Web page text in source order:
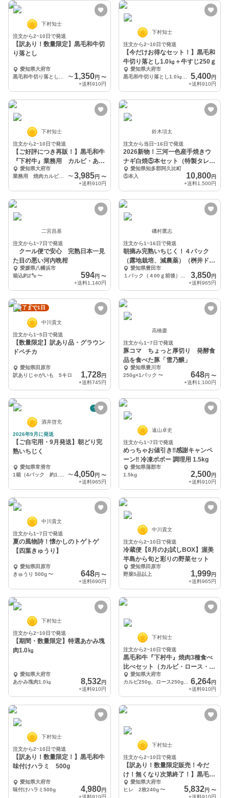
下村知士
注文から2~10日で発送
【訳あり！数量限定】黒毛和牛切
り落とし
愛知県大府市
〜 1,350円 〜
+送料910円
下村知士
注文から2~10日で発送
【今だけお得なセット！】黒毛和
牛切り落とし1.0㎏＋牛すじ250ｇ
愛知県大府市
5,400円
+送料910円
下村知士
注文から2~10日で発送
【ご好評につき再販！】黒毛和牛
『下村牛』業務用 カルビ・あか
み焼肉用
愛知県大府市
業務用 焼肉カルビ500g
〜 3,985円 〜
+送料910円
鈴木項太
注文から当日~16日で発送
2026新物！三河一色産手焼きウ
ナギ白焼⑤本セット（特製タレ①
本付）
愛知県知多郡阿久比町
⑤本入
10,800円
+送料1,500円
二宮昌基
注文から1~7日で発送
クール便で安心 完熟日本一見
た目の悪い河内晩柑
愛媛県八幡浜市
箱込約2㌔〜 594円 〜
+送料1,140円
磯村鷹志
注文から1~16日で発送
朝摘み完熟いちじく！４パック
（露地栽培、減農薬）（桝井ドー
フィン）
愛知県豊田市
3,850円
+送料965円
終了まで1日
中川貴文
注文から1~5日で発送
【数量限定】訳あり品・グラウン
ドペチカ
愛知県田原市
訳ありじゃがいも 5キロ
1,728円
+送料745円
高橋慶
注文から1~7日で発送
豚コマ ちょっと厚切り 発酵食
品を食べた豚「雪乃醸」
愛知県豊川市
250g×1パック 〜 648円 〜
+送料1,100円
予約
酒井啓充
2026年9月に発送
【ご自宅用・9月発送】朝どり完
熟いちじく
愛知県常滑市
〜 4,050円 〜
+送料965円
遠山卓史
注文から1~7日で発送
めっちゃお値引き‼︎感謝キャンペ
ーン‼︎ 冷凍ポポー 調理用 1.5kg
愛知県蒲郡市
1.5kg
2,500円
+送料910円
中川貴文
注文から1~7日で発送
夏の風物詩！懐かしのトゲトゲ
【四葉きゅうり】
愛知県田原市
きゅうり 500g〜 648円 〜
+送料690円
中川貴文
注文から2~10日で発送
冷蔵便【8月のお試しBOX】渥美
半島から旬と彩りの野菜セット
愛知県田原市
野菜5品以上
1,999円
+送料965円
下村知士
注文から2~10日で発送
【期間・数量限定】特選あかみ塊
肉1.0㎏
愛知県大府市
あかみ塊肉1.0㎏
8,532円
+送料910円
下村知士
注文から2~10日で発送
黒毛和牛『下村牛』焼肉3種食べ
比べセット（カルビ・ロース・あ
かみ）計750g
愛知県大府市
カルビ250g、ロース250g、あかみ250g
6,264円
+送料910円
下村知士
注文から2~10日で発送
【訳あり！数量限定！】黒毛和牛
味付けハラミ 500g
愛知県大府市
味付けハラミ500g
4,980円
+送料910円
下村知士
注文から2~10日で発送
【訳あり！数量限定販売！今だ
け！無くなり次第終了！】黒毛和
牛『下村牛』ヒレ
愛知県大府市
ヒレ 2枚240g 〜 5,832円 〜
+送料910円